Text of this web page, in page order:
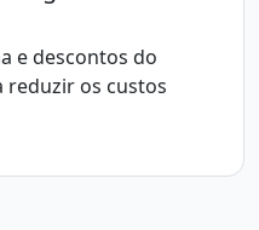
e descontos do
os custos